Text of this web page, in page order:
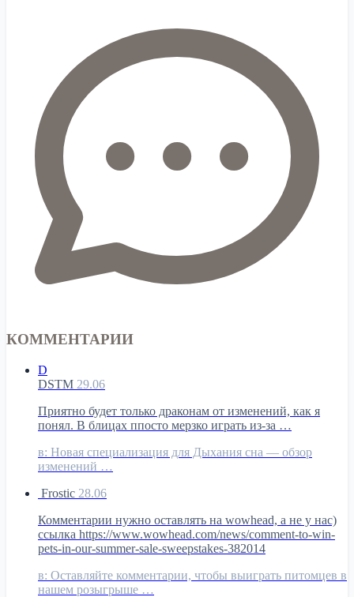
КОММЕНТАРИИ
D
DSTM 29.06
Приятно будет только драконам от изменений, как я
понял. В блицах ппосто мерзко играть из-за …
в: Новая специализация для Дыхания сна — обзор
изменений …
Frostic 28.06
Комментарии нужно оставлять на wowhead, а не у нас)
ссылка https://www.wowhead.com/news/comment-to-win-
pets-in-our-summer-sale-sweepstakes-382014
в: Оставляйте комментарии, чтобы выиграть питомцев в
нашем розыгрыше …